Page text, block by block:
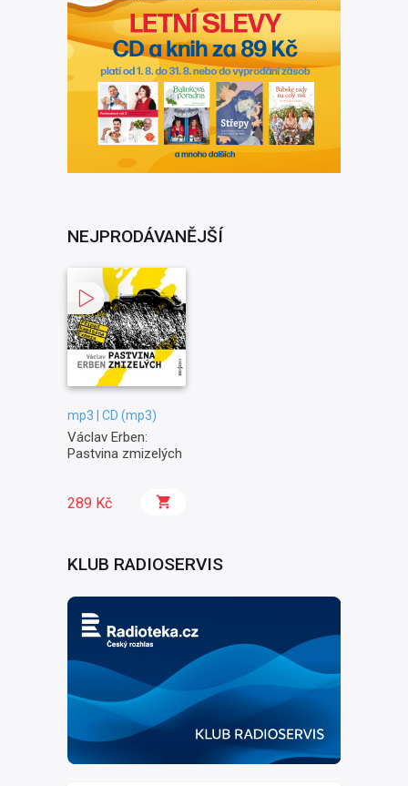
NEJPRODÁVANĚJŠÍ
mp3 | CD (mp3)
Václav Erben:
Pastvina zmizelých
289 Kč
KLUB RADIOSERVIS